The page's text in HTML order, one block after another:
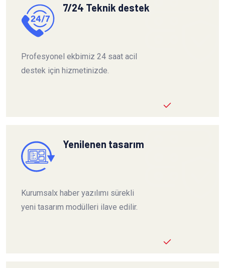
7/24 Teknik destek
Profesyonel ekbimiz 24 saat acil
destek için hizmetinizde.
Yenilenen tasarım
Kurumsalx haber yazılımı sürekli
yeni tasarım modülleri ilave edilir.